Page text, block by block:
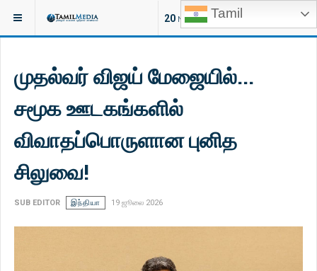
Tamil
20 NEW ARTICLES
இருக்குமிடம்: செய்திகள்
முதல்வர் விஜய் மேஜையில்...
சமூக ஊடகங்களில்
விவாதப்பொருளான புனித
சிலுவை!
SUB EDITOR இந்தியா 19 ஜூலை 2026